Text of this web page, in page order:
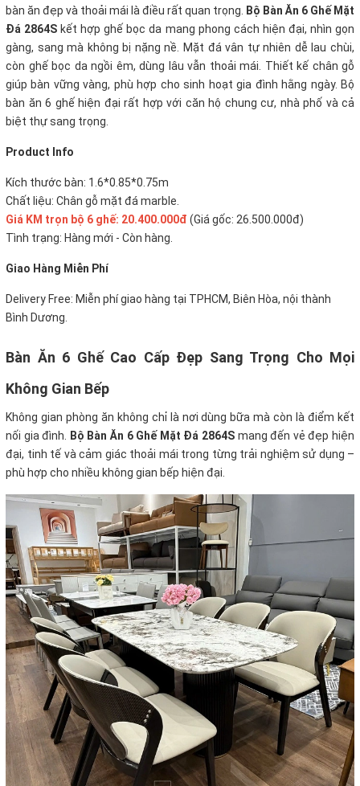
bàn ăn đẹp và thoải mái là điều rất quan trọng. Bộ Bàn Ăn 6 Ghế Mặt
Đá 2864S kết hợp ghế bọc da mang phong cách hiện đại, nhìn gọn
gàng, sang mà không bị nặng nề. Mặt đá vân tự nhiên dễ lau chùi,
còn ghế bọc da ngồi êm, dùng lâu vẫn thoải mái. Thiết kế chân gỗ
giúp bàn vững vàng, phù hợp cho sinh hoạt gia đình hằng ngày. Bộ
bàn ăn 6 ghế hiện đại rất hợp với căn hộ chung cư, nhà phố và cả
biệt thự sang trọng.
Product Info
Kích thước bàn: 1.6*0.85*0.75m
Chất liệu: Chân gỗ mặt đá marble.
Giá KM trọn bộ 6 ghế: 20.400.000đ (Giá gốc: 26.500.000đ)
Tình trạng: Hàng mới - Còn hàng.
Giao Hàng Miễn Phí
Delivery Free: Miễn phí giao hàng tại TPHCM, Biên Hòa, nội thành
Bình Dương.
Bàn Ăn 6 Ghế Cao Cấp Đẹp Sang Trọng Cho Mọi
Không Gian Bếp
Không gian phòng ăn không chỉ là nơi dùng bữa mà còn là điểm kết
nối gia đình. Bộ Bàn Ăn 6 Ghế Mặt Đá 2864S mang đến vẻ đẹp hiện
đại, tinh tế và cảm giác thoải mái trong từng trải nghiệm sử dụng –
phù hợp cho nhiều không gian bếp hiện đại.